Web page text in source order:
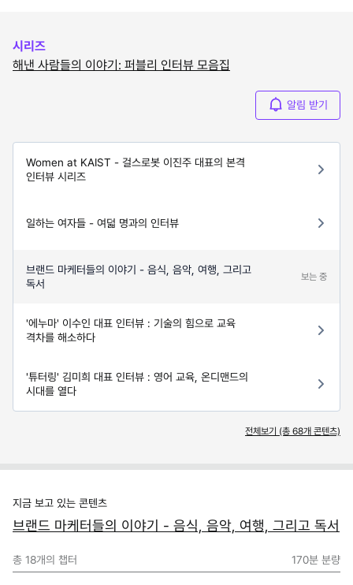
시리즈
해낸 사람들의 이야기: 퍼블리 인터뷰 모음집
알림 받기
Women at KAIST - 걸스로봇 이진주 대표의 본격
인터뷰 시리즈
일하는 여자들 - 여덟 명과의 인터뷰
브랜드 마케터들의 이야기 - 음식, 음악, 여행, 그리고
독서
보는 중
'에누마' 이수인 대표 인터뷰 : 기술의 힘으로 교육
격차를 해소하다
'튜터링' 김미희 대표 인터뷰 : 영어 교육, 온디맨드의
시대를 열다
전체보기 (총 68개 콘텐츠)
지금 보고 있는 콘텐츠
브랜드 마케터들의 이야기 - 음식, 음악, 여행, 그리고 독서
총 18개의 챕터 170분 분량